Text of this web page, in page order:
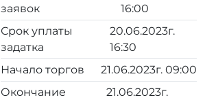
заявок
16:00
Срок уплаты
задатка
20.06.2023г.
16:30
Начало торгов
21.06.2023г. 09:00
Окончание
21.06.2023г.